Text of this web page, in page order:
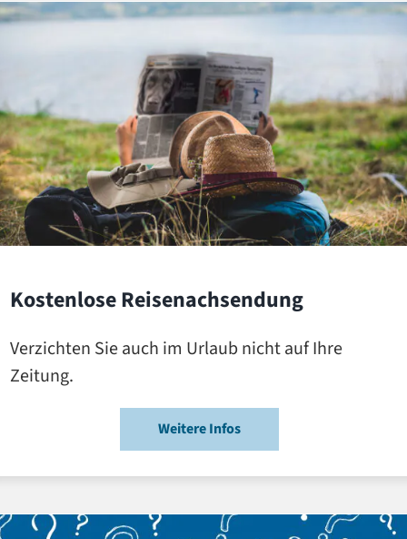
Kostenlose Reisenachsendung
Verzichten Sie auch im Urlaub nicht auf Ihre
Zeitung.
Weitere Infos